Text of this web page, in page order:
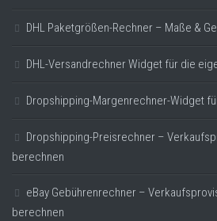
DHL Paketgrößen-Rechner – Maße &
DHL-Versandrechner Widget für die
Dropshipping-Margenrechner-Widget
Dropshipping-Preisrechner –
berechnen
eBay Gebührenrechner –
berechnen